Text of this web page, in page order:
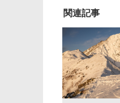
関連記事